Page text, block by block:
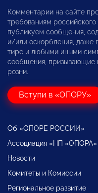
Комментарии на сайте
требованиям
публикуем сообщения,
и/или оскорбления, даже
тире и любыми иными
сообщения, призывающие
розни.
Вступи в «ОПОРУ»
Об «ОПОРЕ РОССИИ»
Ассоциация «НП «ОПОРА»
Новости
Комитеты и Комиссии
Региональное развитие